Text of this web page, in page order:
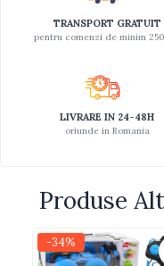
Seturi de doctor
Seturi de rufe
Trenuri cu sine
Vehicule de constructii
TRANSPORT GRATUIT
pentru comenzi de minim
LIVRARE IN 24-48H
oriunde in Romania
Produse
-34%